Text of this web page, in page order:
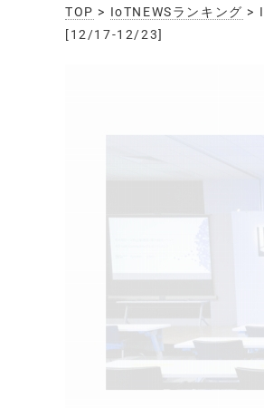
TOP > IoTNEWSランキング >
[12/17-12/23]